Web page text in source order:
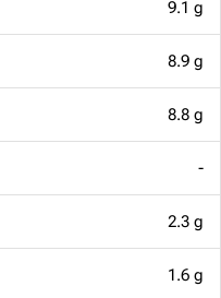
9.1 g
8.9 g
8.8 g
-
2.3 g
1.6 g